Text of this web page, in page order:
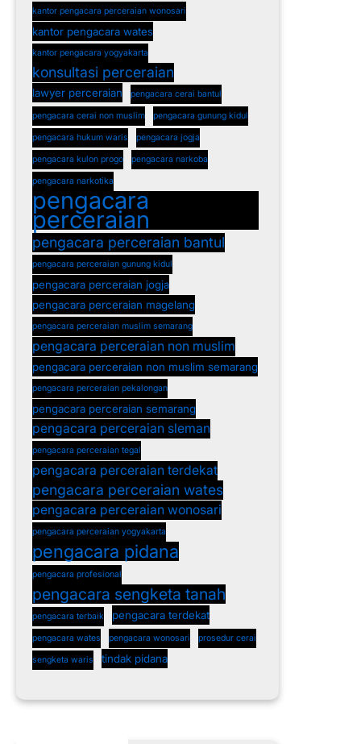
kantor pengacara perceraian wonosari
kantor pengacara wates
kantor pengacara yogyakarta
konsultasi perceraian
lawyer perceraian pengacara cerai bantul
pengacara cerai non muslim pengacara gunung kidul
pengacara hukum waris pengacara jogja
pengacara kulon progo pengacara narkoba
pengacara narkotika
pengacara
perceraian
pengacara perceraian bantul
pengacara perceraian gunung kidul
pengacara perceraian jogja
pengacara perceraian magelang
pengacara perceraian muslim semarang
pengacara perceraian non muslim
pengacara perceraian non muslim semarang
pengacara perceraian pekalongan
pengacara perceraian semarang
pengacara perceraian sleman
pengacara perceraian tegal
pengacara perceraian terdekat
pengacara perceraian wates
pengacara perceraian wonosari
pengacara perceraian yogyakarta
pengacara pidana
pengacara profesional
pengacara sengketa tanah
pengacara terbaik pengacara terdekat
pengacara wates pengacara wonosari prosedur cerai
sengketa waris tindak pidana